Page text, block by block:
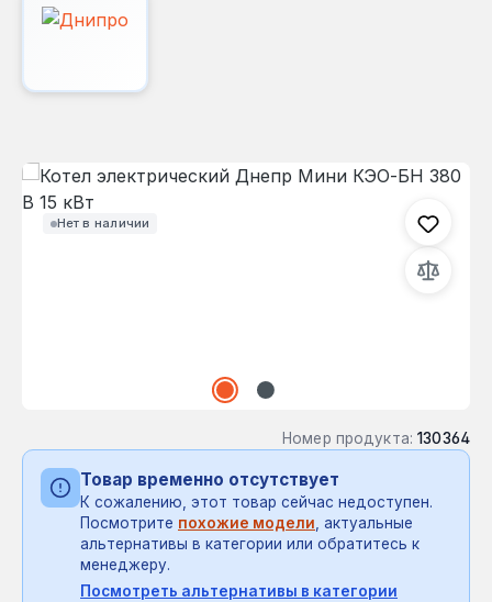
Нет в наличии
Пропустить галерею изображений
Номер продукта: 130364
Товар временно отсутствует
К сожалению, этот товар сейчас недоступен.
Посмотрите похожие модели, актуальные
альтернативы в категории или обратитесь к
менеджеру.
Посмотреть альтернативы в категории